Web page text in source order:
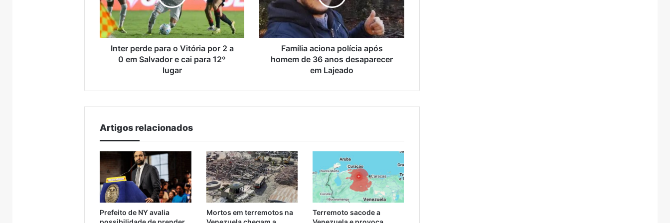
por
2
a
0
Salvador
Inter perde para o Vitória por 2 a
0 em Salvador e cai para 12º
lugar
de
36
anos
desaparecer
Lajeado
Família aciona polícia após
homem de 36 anos desaparecer
em Lajeado
Artigos relacionados
Prefeito de NY avalia
Mortos em terremotos na
Terremoto sacode a